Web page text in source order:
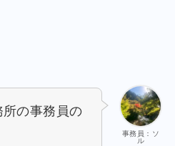
事務員：ソ
ル
の事務員の